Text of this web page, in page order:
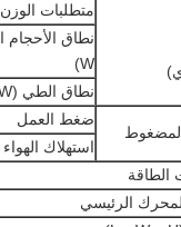
متطلبات الوزن
W)
نطاق الطي (L × W)
المضغوط
ضغط العمل
استهلاك الهواء
الطاقة
الرئيسي